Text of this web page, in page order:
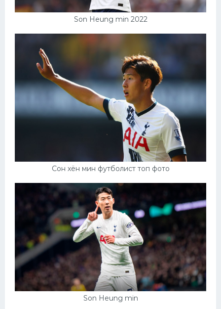
Son Heung min 2022
Сон хён мин футболист топ фото
Son Heung min